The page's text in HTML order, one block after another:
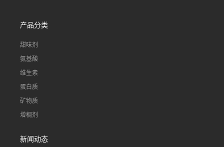
产品分类
甜味剂
氨基酸
维生素
蛋白质
矿物质
增稠剂
新闻动态